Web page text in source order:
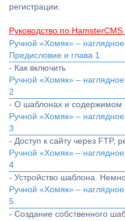
регистрации.
Руководство по HamsterCMS
Ручной «Хомяк» –
Предисловие и глава 1.
- Как включить
Ручной «Хомяк» –
2
- О шаблонах и содержимом
Ручной «Хомяк» –
3
- Доступ к сайту через FTP,
Ручной «Хомяк» –
4
- Устройство шаблона.
Ручной «Хомяк» –
5
- Создание собственного